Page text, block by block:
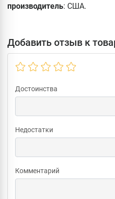
производитель: США.
Добавить отзыв к
Достоинства
Недостатки
Комментарий